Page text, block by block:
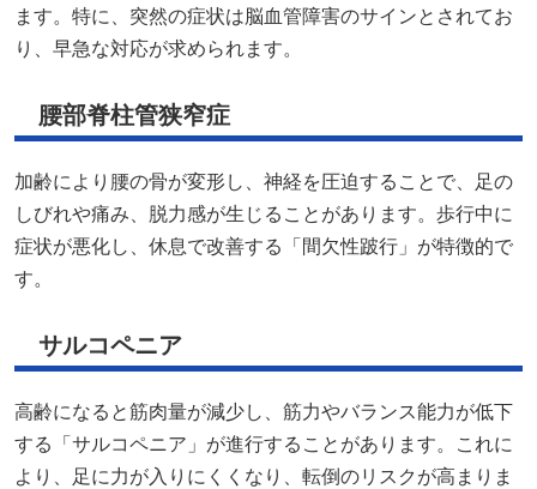
ます。特に、突然の症状は脳血管障害のサインとされてお
り、早急な対応が求められます。
腰部脊柱管狭窄症
加齢により腰の骨が変形し、神経を圧迫することで、足の
しびれや痛み、脱力感が生じることがあります。歩行中に
症状が悪化し、休息で改善する「間欠性跛行」が特徴的で
す。
サルコペニア
高齢になると筋肉量が減少し、筋力やバランス能力が低下
する「サルコペニア」が進行することがあります。これに
より、足に力が入りにくくなり、転倒のリスクが高まりま